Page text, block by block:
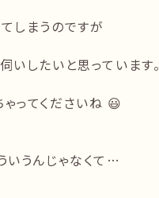
しまうのですが
いしたいと思っています。
ってくださいね 😃
うんじゃなくて…